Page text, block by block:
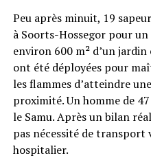
Peu après minuit, 19
à Soorts-Hossegor pour
environ 600 m² d’un jardin
ont été déployées pour
les flammes d’atteindre
proximité. Un homme de
le Samu. Après un bilan
pas nécessité de transport
hospitalier.